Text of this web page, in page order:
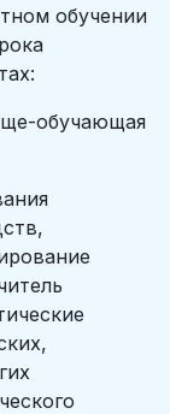
обучении
обучающая